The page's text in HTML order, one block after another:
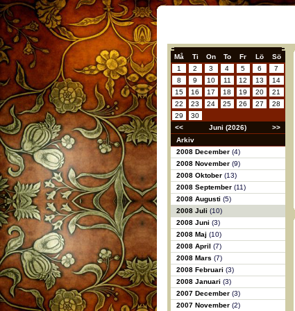
Må Ti On To Fr Lö
Sö
1
2 3 4 5 6
7
8
9 10 11 12 13
14
15
16 17 18 19 20
21
22
23 24 25 26 27
28
29
30
<<
Juni (2026)
>>
Arkiv
2008 December (4)
2008 November (9)
2008 Oktober (13)
2008 September (11)
2008 Augusti (5)
2008 Juli (10)
2008 Juni (3)
2008 Maj (10)
2008 April (7)
2008 Mars (7)
2008 Februari (3)
2008 Januari (3)
2007 December (3)
2007 November (2)